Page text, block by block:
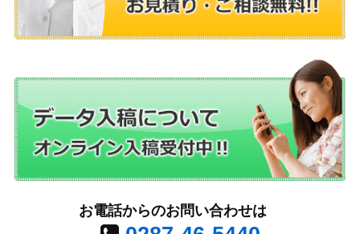
お電話からのお問い合わせは